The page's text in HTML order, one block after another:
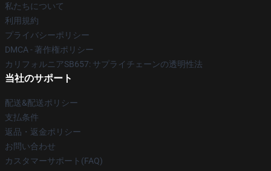
私たちについて
利用規約
プライバシーポリシー
DMCA - 著作権ポリシー
カリフォルニアSB657: サプライチェーンの透明性法
当社のサポート
配送&配送ポリシー
支払条件
返品・返金ポリシー
お問い合わせ
カスタマーサポート(FAQ)